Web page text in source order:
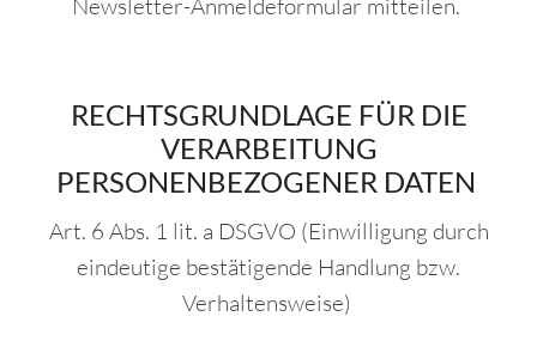
Newsletter-Anmeldeformular mitteilen.
RECHTSGRUNDLAGE FÜR DIE
VERARBEITUNG
PERSONENBEZOGENER DATEN
Art. 6 Abs. 1 lit. a DSGVO (Einwilligung durch
eindeutige bestätigende Handlung bzw.
Verhaltensweise)